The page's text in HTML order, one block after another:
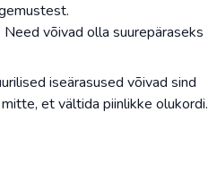
võivad olla suurepäraseks
iseärasused võivad sind
et vältida piinlikke olukordi.